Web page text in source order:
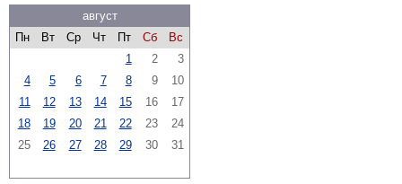
август
Пн
Вт Ср Чт Пт Сб
Вс
1
2
3
4
5 6 7 8 9
10
11
12 13 14 15 16
17
18
19 20 21 22 23
24
25
26 27 28 29 30 31